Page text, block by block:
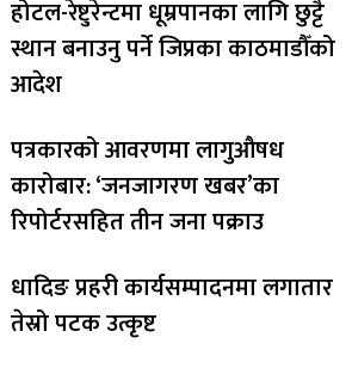
होटल-रेष्टुरेन्टमा धूम्रपानका लागि छुट्टै
स्थान बनाउनु पर्ने जिप्रका काठमाडौँको
आदेश
पत्रकारको आवरणमा लागुऔषध
कारोबार: ‘जनजागरण खबर’का
रिपोर्टरसहित तीन जना पक्राउ
धादिङ प्रहरी कार्यसम्पादनमा लगातार
तेस्रो पटक उत्कृष्ट